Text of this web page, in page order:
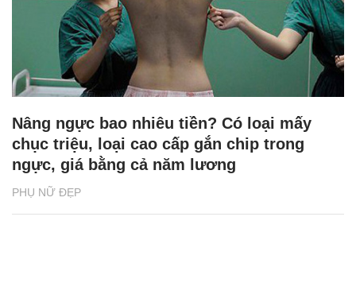
PHỤ NỮ ĐẸP
Nâng ngực bao nhiêu tiền? Có loại mấy
chục triệu, loại cao cấp gắn chip trong
ngực, giá bằng cả năm lương